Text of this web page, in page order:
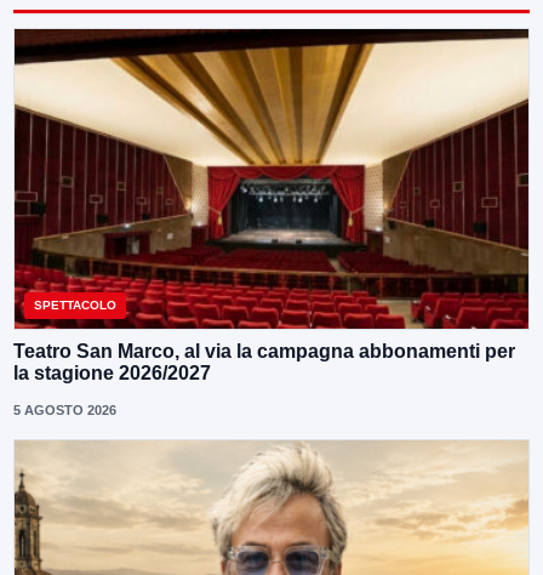
SPETTACOLO
Teatro San Marco, al via la campagna abbonamenti per
la stagione 2026/2027
5 AGOSTO 2026